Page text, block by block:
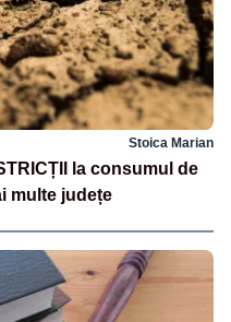
Stoica Marian
la consumul de
multe județe